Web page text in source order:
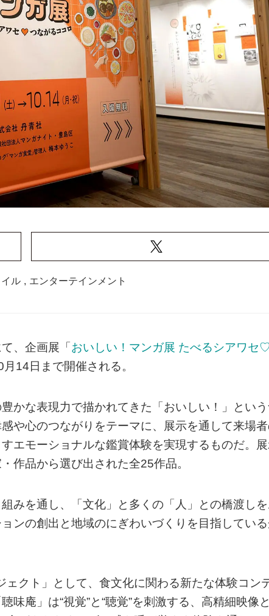
ル , エンターテインメント
、企画展「 おいしい！マンガ展 たべるシアワセ♡
14日まで開催される。
かな表現力で描かれてきた「おいしい！」とい
や心のつながりをテーマに、展示を通して来場
エモーショナルな鑑賞体験を実現するものだ。
作品から選び出された全25作品。
みを通し、「⽂化」と多くの「⼈」との橋渡し
ンの創出と地域のにぎわいづくりを目指してい
クト」として、食文化に関わる新たな体験コン
庵」は“視覚”と“聴覚”を刺激する、高精細映像と